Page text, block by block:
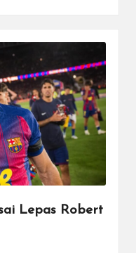
Lepas Robert